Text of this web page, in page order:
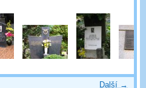
Další →